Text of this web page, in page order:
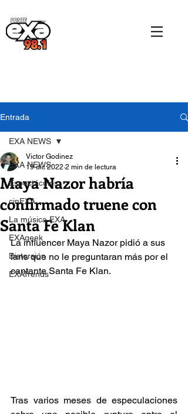
Entrada
EXA NEWS
Espectáculos
cinEXA
La música EXA
EXAgeek
Distorsión
EXATrends
EXA NEWS
Maya Nazor habría
confirmado truene con
Santa Fe Klan
Victor Godinez
19 dic 2022 2 min de lectura
La influencer Maya Nazor pidió a sus
fans que no le preguntaran más por el
cantante Santa Fe Klan.
Tras varios meses de especulaciones